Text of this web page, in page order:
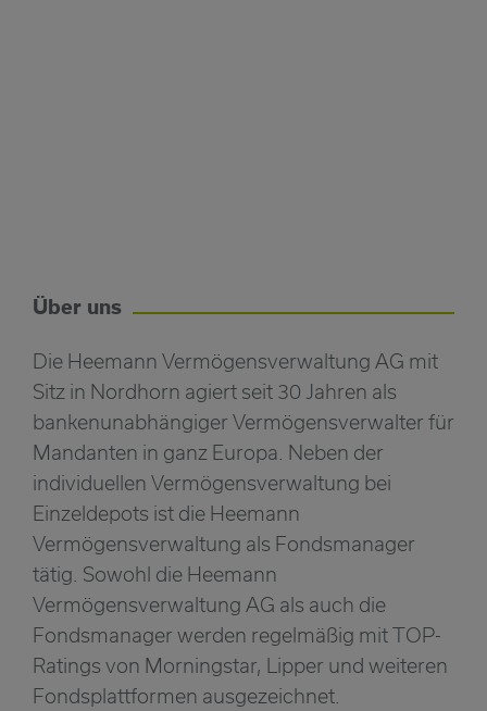
Über uns
Die Heemann Vermögensverwaltung AG mit
Sitz in Nordhorn agiert seit 30 Jahren als
bankenunabhängiger Vermögensverwalter für
Mandanten in ganz Europa. Neben der
individuellen Vermögensverwaltung bei
Einzeldepots ist die Heemann
Vermögensverwaltung als Fondsmanager
tätig. Sowohl die Heemann
Vermögensverwaltung AG als auch die
Fondsmanager werden regelmäßig mit TOP-
Ratings von Morningstar, Lipper und weiteren
Fondsplattformen ausgezeichnet.